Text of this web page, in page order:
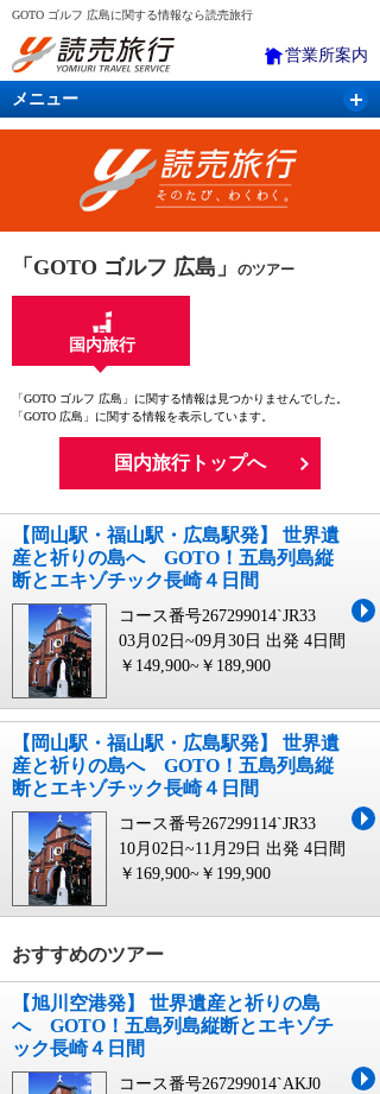
GOTO ゴルフ 広島に関する情報なら読売旅行
営業所案内
メニュー
国内旅行 バスツアー 海外旅行
「GOTO ゴルフ 広島」 のツアー
国内旅行
「GOTO ゴルフ 広島」に関する情報は見つかりませんでした。
「GOTO 広島」に関する情報を表示しています。
国内旅行トップへ
【岡山駅・福山駅・広島駅発】 世界遺
産と祈りの島へ GOTO！五島列島縦
断とエキゾチック長崎４日間
コース番号267299014`JR33
03月02日~09月30日 出発 4日間
￥149,900~￥189,900
【岡山駅・福山駅・広島駅発】 世界遺
産と祈りの島へ GOTO！五島列島縦
断とエキゾチック長崎４日間
コース番号267299114`JR33
10月02日~11月29日 出発 4日間
￥169,900~￥199,900
おすすめのツアー
【旭川空港発】 世界遺産と祈りの島
へ GOTO！五島列島縦断とエキゾチ
ック長崎４日間
コース番号267299014`AKJ0